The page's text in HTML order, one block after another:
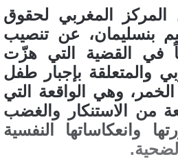
المركز المغربي لحقوق
بنسليمان، عن تنصيب
في القضية التي هزّت
والمتعلقة بإجبار طفل
وهي الواقعة التي
من الاستنكار والغضب
وانعكاساتها النفسية